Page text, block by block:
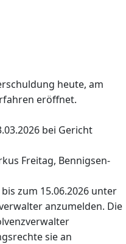
heute, am
eröffnet.
bei Gericht
Freitag, Bennigsen-
zum 15.06.2026 unter
anzumelden. Die
sie an